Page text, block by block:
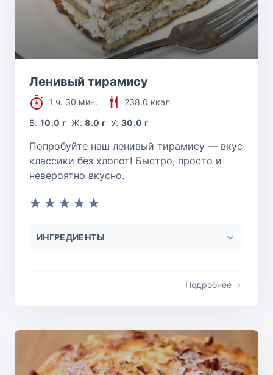
Ленивый тирамису
1 ч. 30 мин.
238.0 ккал
Б:10.0 г Ж:8.0 г У:30.0 г
Попробуйте наш ленивый тирамису — вкус
классики без хлопот! Быстро, просто и
невероятно вкусно.
ИНГРЕДИЕНТЫ
Подробнее